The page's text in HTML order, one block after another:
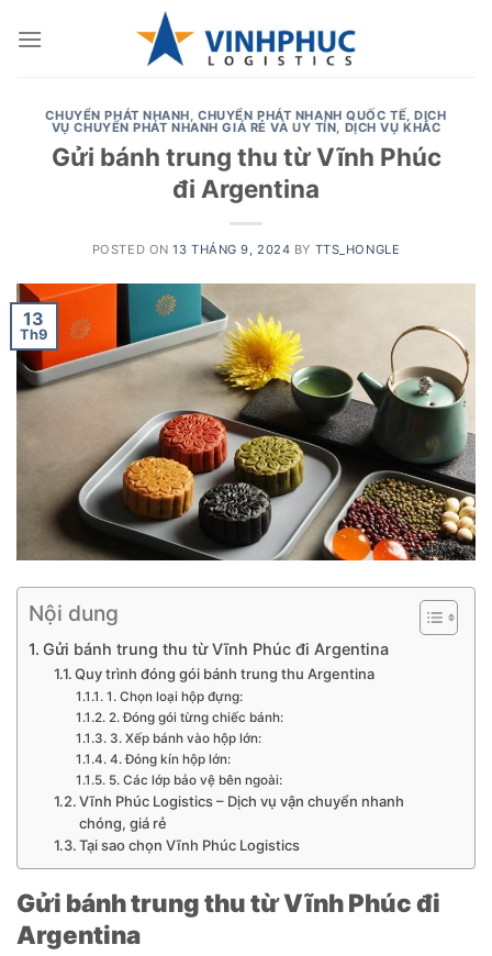
CHUYỂN PHÁT NHANH,CHUYỂN PHÁT NHANH QUỐC TẾ,DỊCH
VỤ CHUYỂN PHÁT NHANH GIÁ RẺ VÀ UY TÍN, DỊCH VỤ KHÁC
Gửi bánh trung thu từ Vĩnh Phúc
đi Argentina
POSTED ON13 THÁNG 9, 2024 BY TTS_HONGLE
13
Th9
Nội dung
Gửi bánh trung thu từ Vĩnh Phúc đi Argentina
Quy trình đóng gói bánh trung thu Argentina
1. Chọn loại hộp đựng:
2. Đóng gói từng chiếc bánh:
3. Xếp bánh vào hộp lớn:
4. Đóng kín hộp lớn:
5. Các lớp bảo vệ bên ngoài:
Vĩnh Phúc Logistics – Dịch vụ vận chuyển nhanh
chóng, giá rẻ
Tại sao chọn Vĩnh Phúc Logistics
Gửi bánh trung thu từ Vĩnh Phúc đi
Argentina